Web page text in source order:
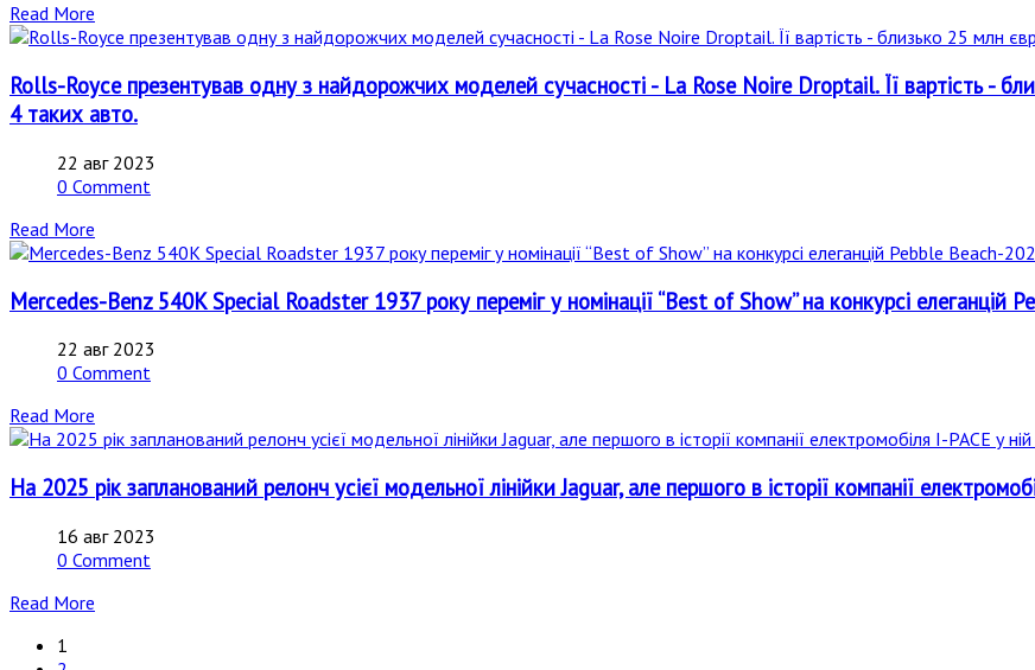
Read More
Rolls-Royce презентував одну з найдорожчих моделей сучасності - La Rose Noire Droptail. Її вартість -
4 таких авто.
22 авг 2023
0 Comment
Read More
Mercedes-Benz 540K Special Roadster 1937 року переміг у номінації “Best of Show” на конкурсі елеганцій
22 авг 2023
0 Comment
Read More
На 2025 рік запланований релонч усієї модельної лінійки Jaguar, але першого в історії компанії
16 авг 2023
0 Comment
Read More
1